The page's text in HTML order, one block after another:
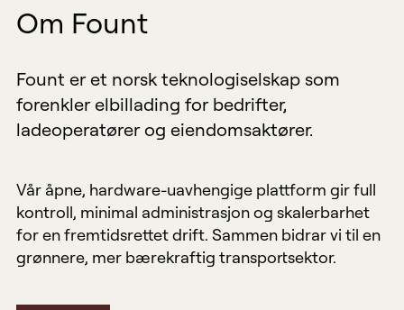
Om Fount
Fount er et norsk teknologiselskap som
forenkler elbillading for bedrifter,
ladeoperatører og eiendomsaktører.
Vår åpne, hardware-uavhengige plattform gir full
kontroll, minimal administrasjon og skalerbarhet
for en fremtidsrettet drift. Sammen bidrar vi til en
grønnere, mer bærekraftig transportsektor.